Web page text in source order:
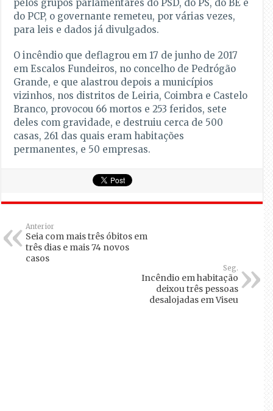
pelos grupos parlamentares do PSD, do PS, do BE e
do PCP, o governante remeteu, por várias vezes,
para leis e dados já divulgados.
O incêndio que deflagrou em 17 de junho de 2017
em Escalos Fundeiros, no concelho de Pedrógão
Grande, e que alastrou depois a municípios
vizinhos, nos distritos de Leiria, Coimbra e Castelo
Branco, provocou 66 mortos e 253 feridos, sete
deles com gravidade, e destruiu cerca de 500
casas, 261 das quais eram habitações
permanentes, e 50 empresas.
Anterior
Seia com mais três óbitos em
três dias e mais 74 novos
casos
Seg.
Incêndio em habitação
deixou três pessoas
desalojadas em Viseu